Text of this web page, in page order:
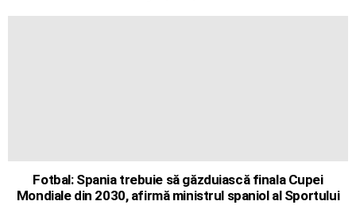
Fotbal: Spania trebuie să găzduiască finala Cupei
Mondiale din 2030, afirmă ministrul spaniol al Sportului